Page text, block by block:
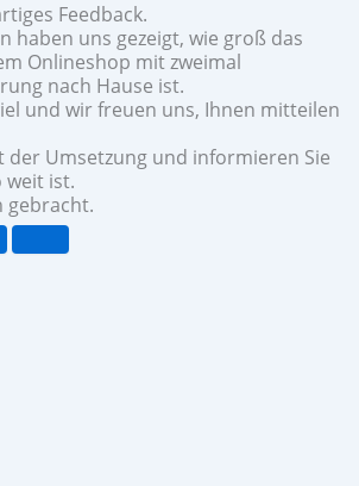
Feedback.
haben uns gezeigt, wie groß das
Onlineshop mit zweimal
nach Hause ist.
und wir freuen uns, Ihnen mitteilen
Umsetzung und informieren Sie
weit ist.
gebracht.